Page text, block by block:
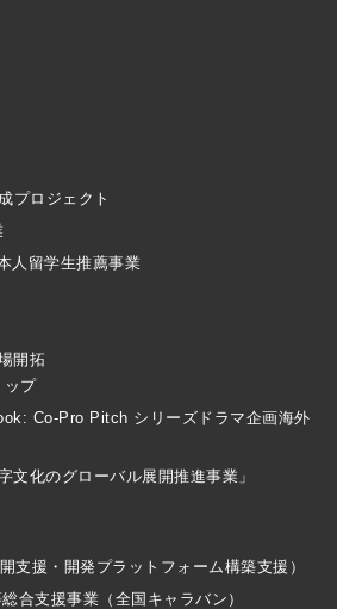
プロジェクト
人留学生推薦事業
開拓
ップ
Co-Pro Pitch シリーズドラマ企画海外
文化のグローバル展開推進事業」
支援・開発プラットフォーム構築支援）
合支援事業（全国キャラバン）